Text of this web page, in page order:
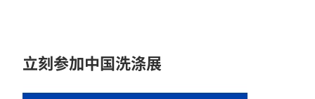
立刻参加中国洗涤展